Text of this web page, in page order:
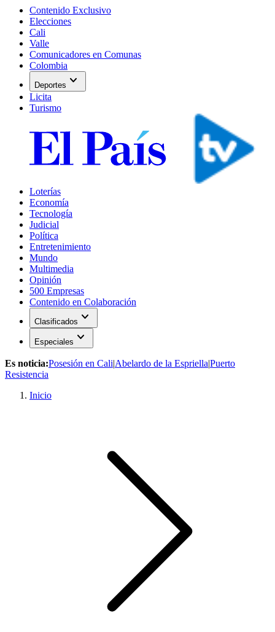
Contenido Exclusivo
Elecciones
Cali
Valle
Comunicadores en Comunas
Colombia
Deportes expand_more
Licita
Turismo
Loterías
Economía
Tecnología
Judicial
Política
Entretenimiento
Mundo
Multimedia
Opinión
500 Empresas
Contenido en Colaboración
Clasificados expand_more
Especiales expand_more
Es noticia:Posesión en Cali|Abelardo de la Espriella|Puerto
Resistencia
Inicio